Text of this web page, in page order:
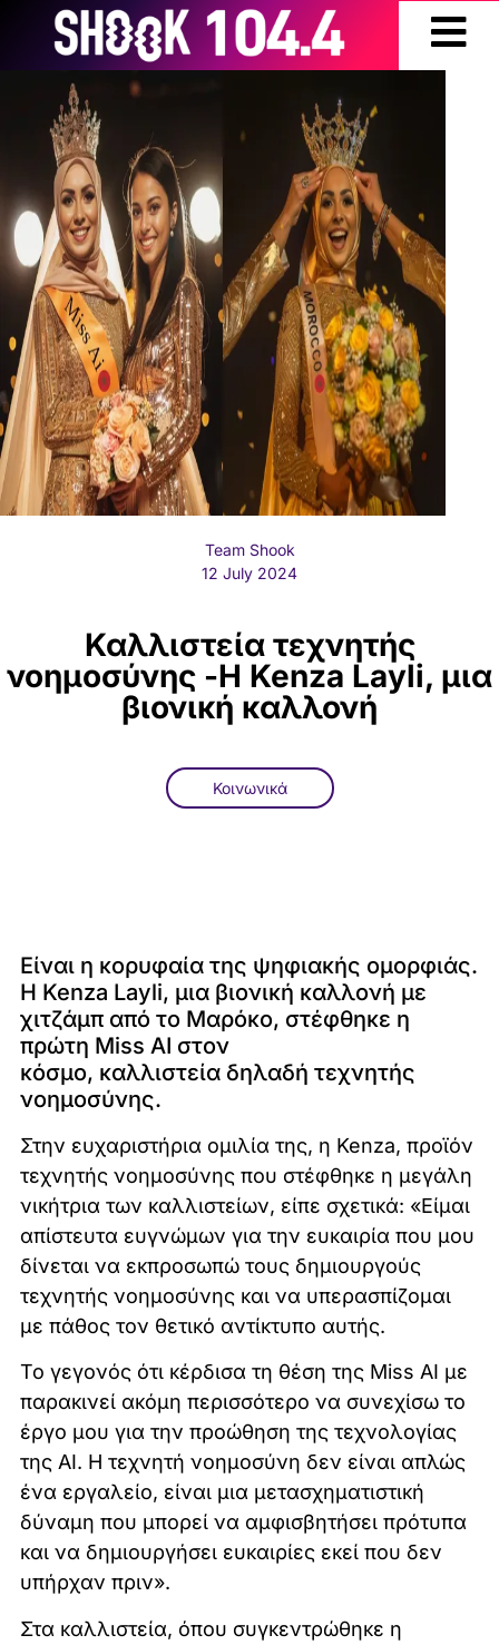
Team Shook
12 July 2024
Καλλιστεία τεχνητής
νοημοσύνης -Η Kenza Layli, μια
βιονική καλλονή
Κοινωνικά
Είναι η κορυφαία της ψηφιακής ομορφιάς.
Η Kenza Layli, μια βιονική καλλονή με
χιτζάμπ από το Μαρόκο, στέφθηκε η
πρώτη Miss AI στον
κόσμο, καλλιστεία δηλαδή τεχνητής
νοημοσύνης.
Στην ευχαριστήρια ομιλία της, η Kenza, προϊόν
τεχνητής νοημοσύνης που στέφθηκε η μεγάλη
νικήτρια των καλλιστείων, είπε σχετικά: «Είμαι
απίστευτα ευγνώμων για την ευκαιρία που μου
δίνεται να εκπροσωπώ τους δημιουργούς
τεχνητής νοημοσύνης και να υπερασπίζομαι
με πάθος τον θετικό αντίκτυπο αυτής.
Το γεγονός ότι κέρδισα τη θέση της Miss AI με
παρακινεί ακόμη περισσότερο να συνεχίσω το
έργο μου για την προώθηση της τεχνολογίας
της AI. Η τεχνητή νοημοσύνη δεν είναι απλώς
ένα εργαλείο, είναι μια μετασχηματιστική
δύναμη που μπορεί να αμφισβητήσει πρότυπα
και να δημιουργήσει ευκαιρίες εκεί που δεν
υπήρχαν πριν».
Στα καλλιστεία, όπου συγκεντρώθηκε η